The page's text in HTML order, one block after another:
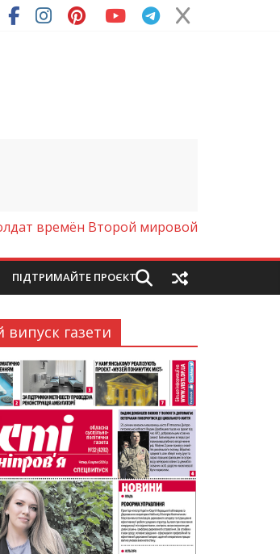
времён Второй мировой
ПІДТРИМАЙТЕ ПРОЄКТ
випуск газети